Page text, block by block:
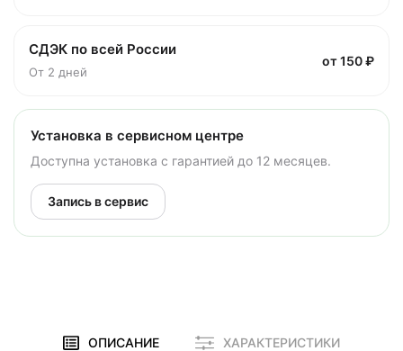
СДЭК по всей России
От 2 дней
от 150 ₽
Установка в сервисном центре
Доступна установка с гарантией до 12 месяцев.
Запись в сервис
ОПИСАНИЕ ХАРАКТЕРИСТИКИ